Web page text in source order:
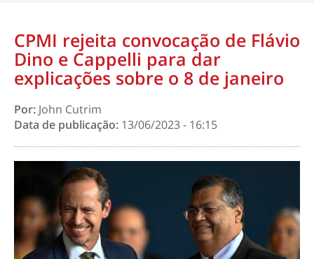
CPMI rejeita convocação de Flávio
Dino e Cappelli para dar
explicações sobre o 8 de janeiro
Por: John Cutrim
Data de publicação: 13/06/2023 - 16:15